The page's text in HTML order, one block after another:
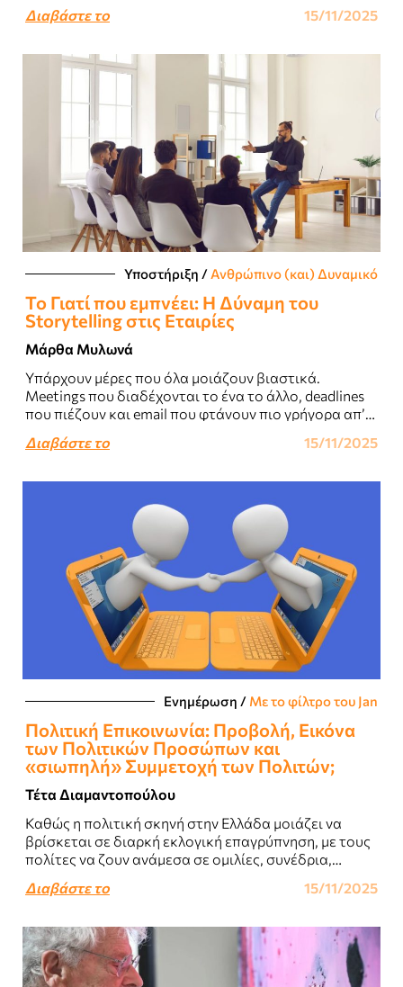
Διαβάστε το 15/11/2025
Υποστήριξη / Ανθρώπινο (και) Δυναμικό
Το Γιατί που εμπνέει: Η Δύναμη του
Storytelling στις Eταιρίες
Μάρθα Μυλωνά
Υπάρχουν μέρες που όλα μοιάζουν βιαστικά.
Meetings που διαδέχονται το ένα το άλλο, deadlines
που πιέζουν και email που φτάνουν πιο γρήγορα απ’
Διαβάστε το 15/11/2025
Ενημέρωση / Με το φίλτρο του Jan
Πολιτική Επικοινωνία: Προβολή, Εικόνα
των Πολιτικών Προσώπων και
«σιωπηλή» Συμμετοχή των Πολιτών;
Τέτα Διαμαντοπούλου
Καθώς η πολιτική σκηνή στην Ελλάδα μοιάζει να
βρίσκεται σε διαρκή εκλογική επαγρύπνηση, με τους
πολίτες να ζουν ανάμεσα σε ομιλίες, συνέδρια,
Διαβάστε το 15/11/2025